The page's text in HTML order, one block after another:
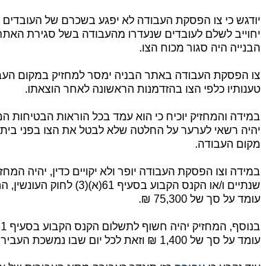
יודגש כי צו הפסקת העבודה לא יפגע בשכרם של
יחוייב לשלם לעובדים שנעדרו מהעבודה בשל סגירת
הבנייה היה סגור מכוח הצו.
צו הפסקת העבודה באתר הבניה ימסר למחזיק במקום
טענותיו כלפי הצו בהזדמנות הראשונה לאחר הוצאתו.
במידה והמחזיק יוכיח כי הוא עמד בכל הוראות הבטיחות
יהיה רשאי לערער על החלטה שלא לבטל את הצו בפני בית
מקום העבודה.
במידה וצו הפסקת העבודה יופר ולא יקויים כדין, יהיה
עומד על סך של 75,300 ₪.
עומד על סך של 1,400 ₪ וזאת לכל יום שבו נמשכת העבירה.